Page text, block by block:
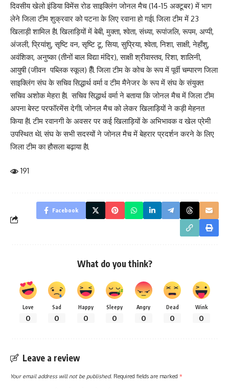
दिवसीय खेलो इंडिया विमेंस रोड साइक्लिंग जोनल मैच (14-15 अक्टूबर) में भाग
लेने जिला टीम शुक्रवार को पटना के लिए रवाना हो गईl जिला टीम में 23
खिलाड़ी शामिल हैl खिलाड़ियों में बेबी, मुक्ता, श्वेता, संध्या, रूपांजलि, रूपम, अप्पी,
अंजली, प्रियांशु, सृष्टि वन, सृष्टि टू, सिया, सुप्रिया, श्वेता, निशा, साक्षी, नेहाँशु,
अवंशिका, अनुष्का (तीनों बाल विद्या मंदिर), साक्षी श्रीवास्तव, रिशा, शालिनी,
आयुषी (जीवन पब्लिक स्कूल) हैँl जिला टीम के कोच के रूप में पूर्वी चम्पारण जिला
साइक्लिंग संघ के सचिव सिद्धार्थ वर्मा व टीम मैनेजर के रूप में संघ के संयुक्त
सचिव अशोक मेहरा हैl सचिव सिद्धार्थ वर्मा ने बताया कि जोनल मैच में जिला टीम
अपना बेस्ट परफॉरमेंस देगीl जोनल मैच को लेकर खिलाड़ियों ने कड़ी मेहनत
किया हैl टीम रवानगी के अवसर पर कई खिलाड़ियों के अभिभावक व खेल प्रेमी
उपस्थित थेl संघ के सभी सदस्यों ने जोनल मैच में बेहरार प्रदर्शन करने के लिए
जिला टीम का हौसला बढ़ाया हैl
191
Facebook
What do you think?
Love
0
Sad
0
Happy
0
Sleepy
0
Angry
0
Dead
0
Wink
0
Leave a review
Your email address will not be published. Required fields are marked *